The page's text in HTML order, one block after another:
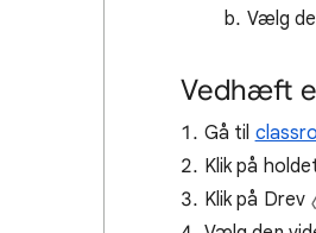
Vælg
Vedhæft
Gå til
Klik på
Klik på Drev ​​